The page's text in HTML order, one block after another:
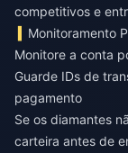
competitivos e
Monitoramento
Monitore a conta
Guarde IDs de
pagamento
Se os diamantes
carteira antes de